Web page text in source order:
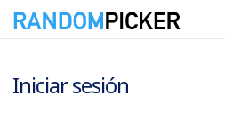
Iniciar sesión